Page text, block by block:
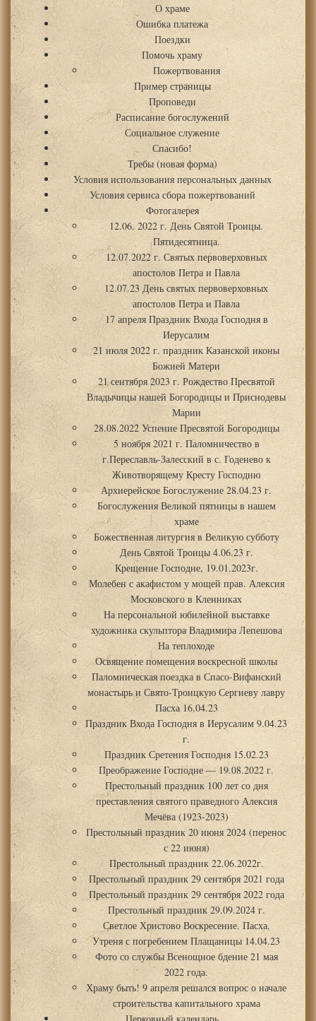
О храме
Ошибка платежа
Поездки
Помочь храму
Пожертвования
Пример страницы
Проповеди
Расписание богослужений
Социальное служение
Спасибо!
Требы (новая форма)
Условия использования персональных данных
Условия сервиса сбора пожертвований
Фотогалерея
12.06. 2022 г. День Святой Троицы.
Пятидесятница.
12.07.2022 г. Святых первоверховных
апостолов Петра и Павла
12.07.23 День святых первоверховных
апостолов Петра и Павла
17 апреля Праздник Входа Господня в
Иерусалим
21 июля 2022 г. праздник Казанской иконы
Божией Матери
21 сентября 2023 г. Рождество Пресвятой
Владычицы нашей Богородицы и Приснодевы
Марии
28.08.2022 Успение Пресвятой Богородицы
5 ноября 2021 г. Паломничество в
г.Переславль-Залесский в с. Годенево к
Животворящему Кресту Господню
Архиерейское Богослужение 28.04.23 г.
Богослужения Великой пятницы в нашем
храме
Божественная литургия в Великую субботу
День Святой Троицы 4.06.23 г.
Крещение Господне, 19.01.2023г.
Молебен с акафистом у мощей прав. Алексия
Московского в Кленниках
На персональной юбилейной выставке
художника скульптора Владимира Лепешова
На теплоходе
Освящение помещения воскресной школы
Паломническая поездка в Спасо-Вифанский
монастырь и Свято-Троицкую Сергиеву лавру
Пасха 16.04.23
Праздник Входа Господня в Иерусалим 9.04.23
г.
Праздник Сретения Господня 15.02.23
Преображение Господне — 19.08.2022 г.
Престольный праздник 100 лет со дня
преставления святого праведного Алексия
Мечёва (1923-2023)
Престольный праздник 20 июня 2024 (перенос
с 22 июня)
Престольный праздник 22.06.2022г.
Престольный праздник 29 сентября 2021 года
Престольный праздник 29 сентября 2022 года
Престольный праздник 29.09.2024 г.
Светлое Христово Воскресение. Пасха.
Утреня с погребением Плащаницы 14.04.23
Фото со службы Всенощное бдение 21 мая
2022 года.
Храму быть! 9 апреля решался вопрос о начале
строительства капитального храма